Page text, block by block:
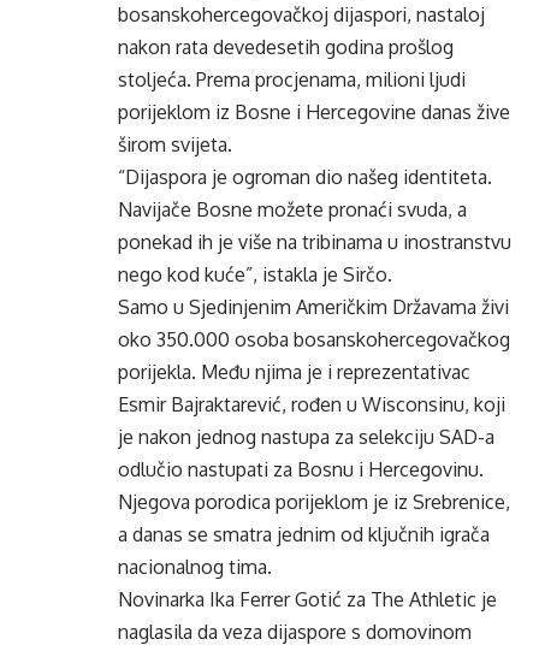
bosanskohercegovačkoj dijaspori, nastaloj
nakon rata devedesetih godina prošlog
stoljeća. Prema procjenama, milioni ljudi
porijeklom iz Bosne i Hercegovine danas žive
širom svijeta.
“Dijaspora je ogroman dio našeg identiteta.
Navijače Bosne možete pronaći svuda, a
ponekad ih je više na tribinama u inostranstvu
nego kod kuće”, istakla je Sirčo.
Samo u Sjedinjenim Američkim Državama živi
oko 350.000 osoba bosanskohercegovačkog
porijekla. Među njima je i reprezentativac
Esmir Bajraktarević, rođen u Wisconsinu, koji
je nakon jednog nastupa za selekciju SAD-a
odlučio nastupati za Bosnu i Hercegovinu.
Njegova porodica porijeklom je iz Srebrenice,
a danas se smatra jednim od ključnih igrača
nacionalnog tima.
Novinarka Ika Ferrer Gotić za The Athletic je
naglasila da veza dijaspore s domovinom